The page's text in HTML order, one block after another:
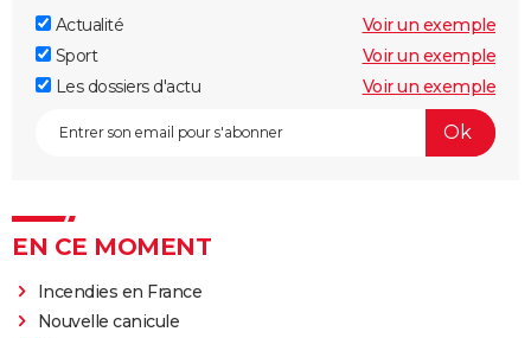
Actualité
Voir un exemple
Sport
Voir un exemple
Les dossiers d'actu
Voir un exemple
EN CE MOMENT
Incendies en France
Nouvelle canicule